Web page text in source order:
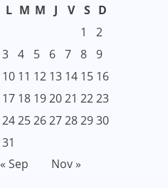
L M M J V S D
1
2
3 4 5 6 7 8 9
10 11 12 13 14 15 16
17 18 192021 2223
24252627282930
31
« Sep
Nov »